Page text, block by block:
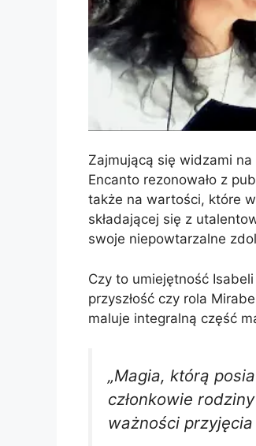
Zajmującą się widzami
Encanto rezonowało z
także na wartości, które
składającej się z
swoje niepowtarzalne
Czy to umiejętność
przyszłość czy rola
maluje integralną część
„Magia, którą
członkowie
ważności